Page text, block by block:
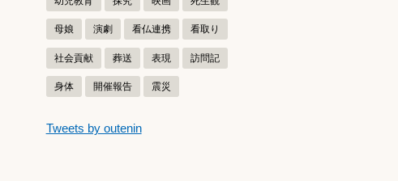
母娘 演劇 看仏連携 看取り
社会貢献 葬送 表現 訪問記
身体 開催報告 震災
つぶやきをスキップする
Tweets by outenin